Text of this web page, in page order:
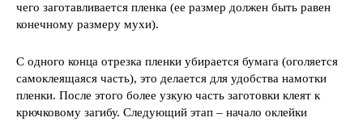
чего заготавливается пленка (ее размер должен быть равен
конечному размеру мухи).
С одного конца отрезка пленки убирается бумага (оголяется
самоклеящаяся часть), это делается для удобства намотки
пленки. После этого более узкую часть заготовки клеят к
крючковому загибу. Следующий этап – начало оклейки